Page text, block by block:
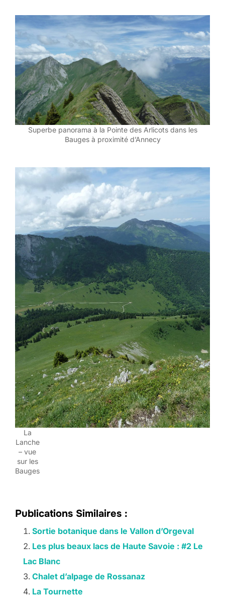
Superbe panorama à la Pointe des Arlicots dans les
Bauges à proximité d’Annecy
La
Lanche
– vue
sur les
Bauges
Publications Similaires :
Sortie botanique dans le Vallon d’Orgeval
Les plus beaux lacs de Haute Savoie : #2 Le
Lac Blanc
Chalet d’alpage de Rossanaz
La Tournette